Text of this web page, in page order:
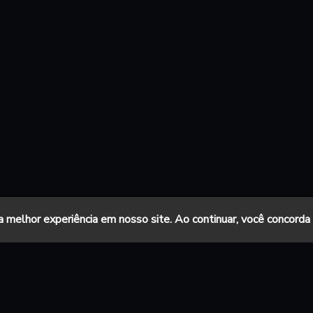
melhor experiência em nosso site. Ao continuar, você